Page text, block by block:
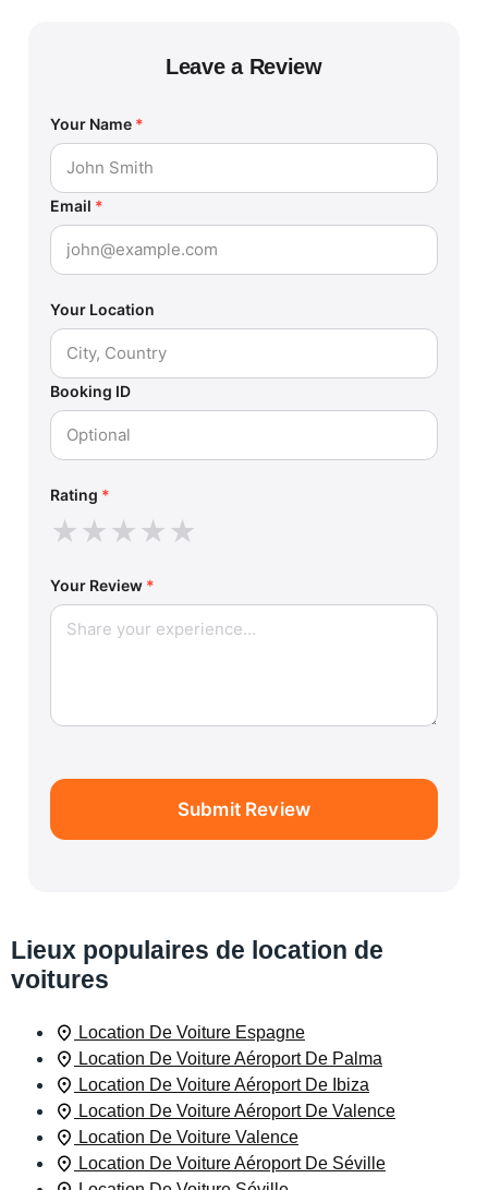
Leave a Review
Your Name *
Email *
Your Location
Booking ID
Rating *
★★★★★
Your Review *
Submit Review
Lieux populaires de location de
voitures
Location De Voiture Espagne
Location De Voiture Aéroport De Palma
Location De Voiture Aéroport De Ibiza
Location De Voiture Aéroport De Valence
Location De Voiture Valence
Location De Voiture Aéroport De Séville